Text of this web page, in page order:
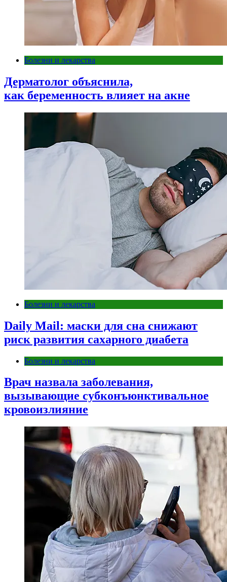
Болезни и лекарства
Дерматолог объяснила,
как беременность влияет на акне
Болезни и лекарства
Daily Mail: маски для сна снижают
риск развития сахарного диабета
Болезни и лекарства
Врач назвала заболевания,
вызывающие субконъюнктивальное
кровоизлияние